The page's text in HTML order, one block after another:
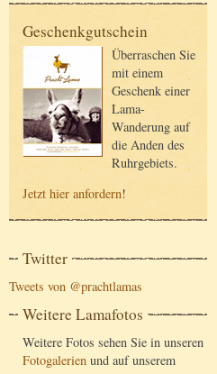
Geschenkgutschein
Überraschen Sie
mit einem
Geschenk einer
Lama-
Wanderung auf
die Anden des
Ruhrgebiets.
Jetzt hier anfordern!
Twitter
Tweets von @prachtlamas
Weitere Lamafotos
Weitere Fotos sehen Sie in unseren
Fotogalerien und auf unserem